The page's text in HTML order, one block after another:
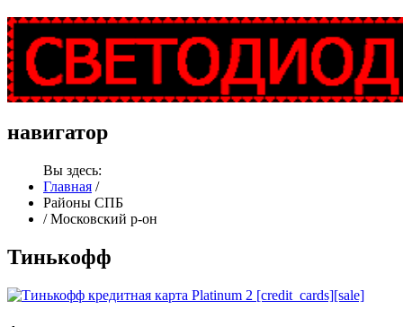
навигатор
Вы здесь:
Главная /
Районы СПБ
/ Московский р-он
Тинькофф